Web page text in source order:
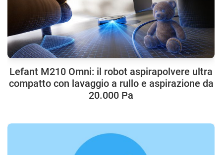
Lefant M210 Omni: il robot aspirapolvere ultra
compatto con lavaggio a rullo e aspirazione da
20.000 Pa